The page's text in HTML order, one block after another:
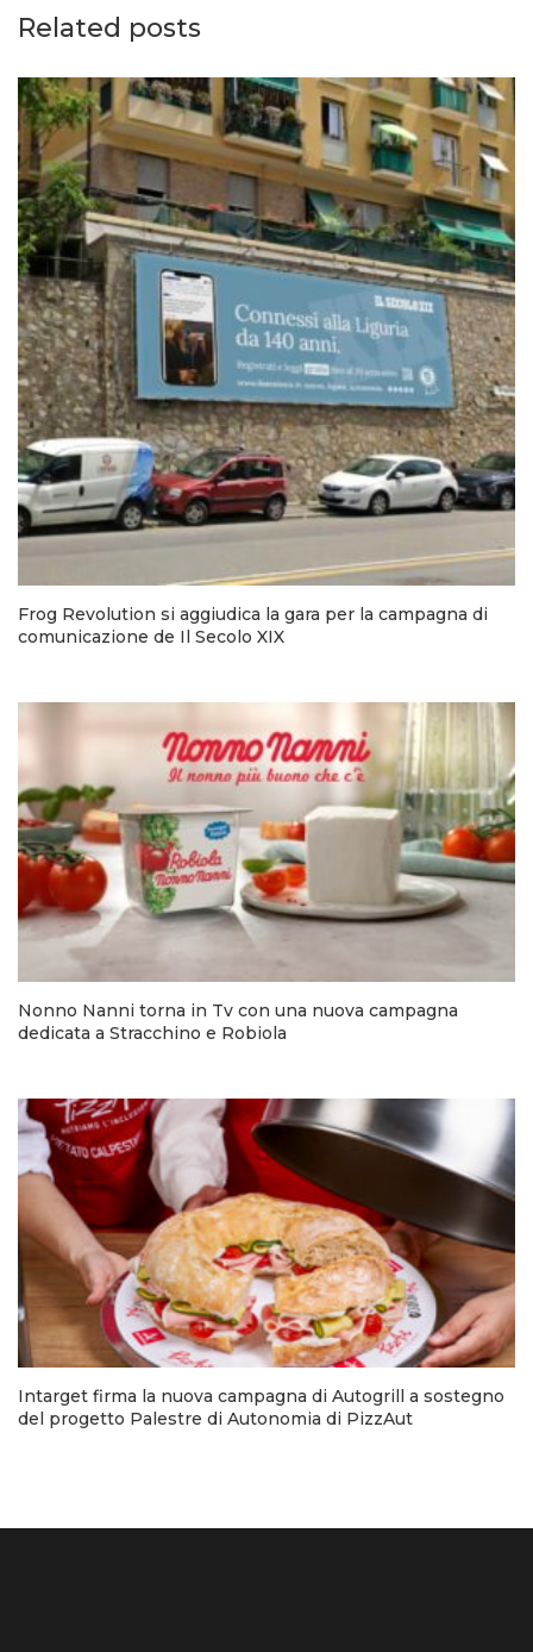
Related posts
Frog Revolution si aggiudica la gara per la campagna di
comunicazione de Il Secolo XIX
Nonno Nanni torna in Tv con una nuova campagna
dedicata a Stracchino e Robiola
Intarget firma la nuova campagna di Autogrill a sostegno
del progetto Palestre di Autonomia di PizzAut